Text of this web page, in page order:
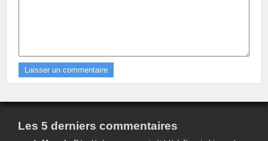
Les 5 derniers commentaires